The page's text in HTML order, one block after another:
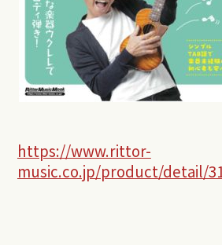
https://www.rittor-
music.co.jp/product/detail/